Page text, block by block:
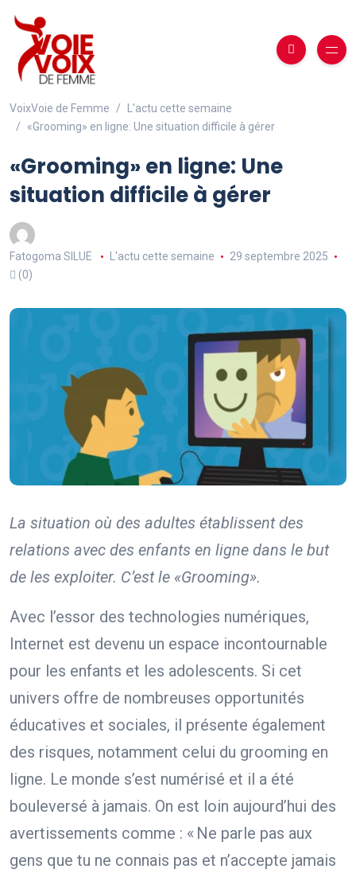
VoixVoie de Femme
L'actu cette semaine
«Grooming» en ligne: Une situation difficile à gérer
«Grooming» en ligne: Une
situation difficile à gérer
Fatogoma SILUE L'actu cette semaine
29 septembre 2025
(0)
La situation où des adultes établissent des
relations avec des enfants en ligne dans le but
de les exploiter. C’est le «Grooming».
Avec l’essor des technologies numériques,
Internet est devenu un espace incontournable
pour les enfants et les adolescents. Si cet
univers offre de nombreuses opportunités
éducatives et sociales, il présente également
des risques, notamment celui du grooming en
ligne. Le monde s’est numérisé et il a été
bouleversé à jamais. On est loin aujourd’hui des
avertissements comme : « Ne parle pas aux
gens que tu ne connais pas et n’accepte jamais